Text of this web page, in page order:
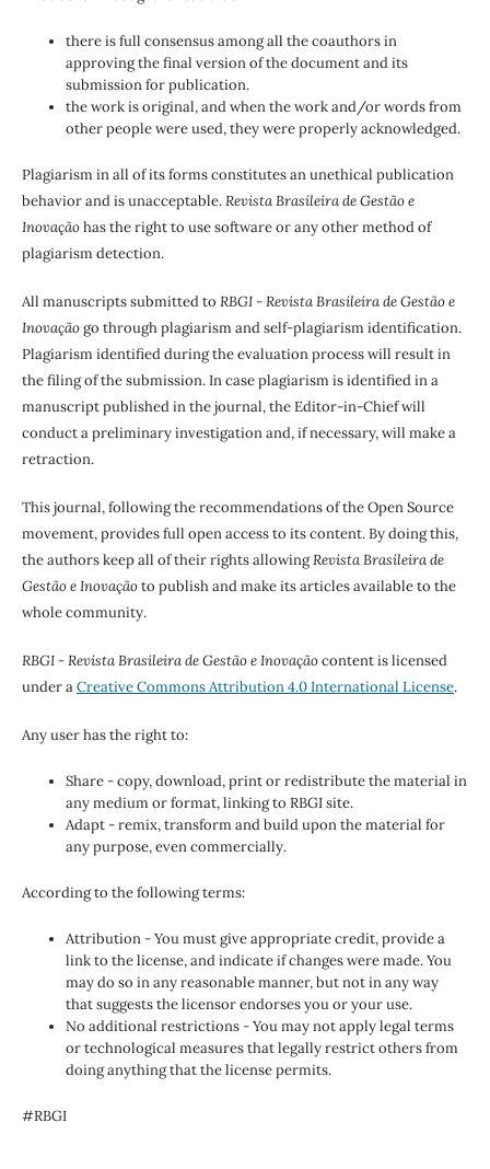
there is full consensus among all the coauthors in
approving the final version of the document and its
submission for publication.
the work is original, and when the work and/or words from
other people were used, they were properly acknowledged.
Plagiarism in all of its forms constitutes an unethical publication
behavior and is unacceptable.Revista Brasileira de Gestão e
Inovaçãohas the right to use software or any other method of
plagiarism detection.
All manuscripts submitted to RBGI - Revista Brasileira de Gestão e
Inovaçãogo through plagiarism and self-plagiarism identification.
Plagiarism identified during the evaluation process will result in
the filing of the submission. In case plagiarism is identified in a
manuscript published in the journal, the Editor-in-Chief will
conduct a preliminary investigation and, if necessary, will make a
retraction.
This journal, following the recommendations of the Open Source
movement, provides full open access to its content. By doing this,
the authors keep all of their rights allowingRevista Brasileira de
Gestão e Inovaçãoto publish and make its articles available to the
whole community.
RBGI - Revista Brasileira de Gestão e Inovaçãocontent is licensed
under aCreative Commons Attribution 4.0 International License.
Any user has the right to:
Share - copy, download, print or redistribute the material in
any medium or format, linking to RBGI site.
Adapt - remix, transform and build upon the material for
any purpose, even commercially.
According to the following terms:
Attribution - You must give appropriate credit, provide a
link to the license, and indicate if changes were made. You
may do so in any reasonable manner, but not in any way
that suggests the licensor endorses you or your use.
No additional restrictions - You may not apply legal terms
or technological measures that legally restrict others from
doing anything that the license permits.
#RBGI